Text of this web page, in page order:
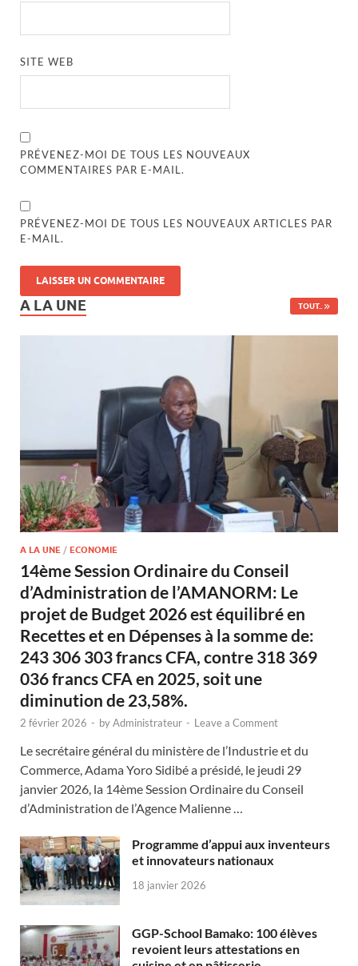
SITE WEB
PRÉVENEZ-MOI DE TOUS LES NOUVEAUX
COMMENTAIRES PAR E-MAIL.
PRÉVENEZ-MOI DE TOUS LES NOUVEAUX ARTICLES PAR
E-MAIL.
A LA UNE TOUT..
A LA UNE / ECONOMIE
14ème Session Ordinaire du Conseil
d’Administration de l’AMANORM: Le
projet de Budget 2026 est équilibré en
Recettes et en Dépenses à la somme de:
243 306 303 francs CFA, contre 318 369
036 francs CFA en 2025, soit une
diminution de 23,58%.
2 février 2026 - byAdministrateur - Leave a Comment
Le secrétaire général du ministère de l’Industrie et du
Commerce, Adama Yoro Sidibé a présidé, le jeudi 29
janvier 2026, la 14ème Session Ordinaire du Conseil
d’Administration de l’Agence Malienne …
Programme d’appui aux inventeurs
et innovateurs nationaux
18 janvier 2026
GGP-School Bamako: 100 élèves
revoient leurs attestations en